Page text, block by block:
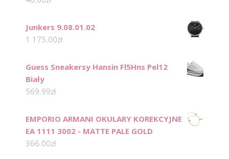
Junkers 9.08.01.02
1 175.00zł
Guess Sneakersy Hansin Fl5Hns Pel12
Biały
569.99zł
EMPORIO ARMANI OKULARY KOREKCYJNE
EA 1111 3002 - MATTE PALE GOLD
366.00zł